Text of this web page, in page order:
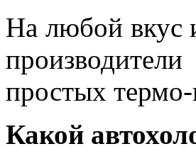
На любой вкус
простых
Какой